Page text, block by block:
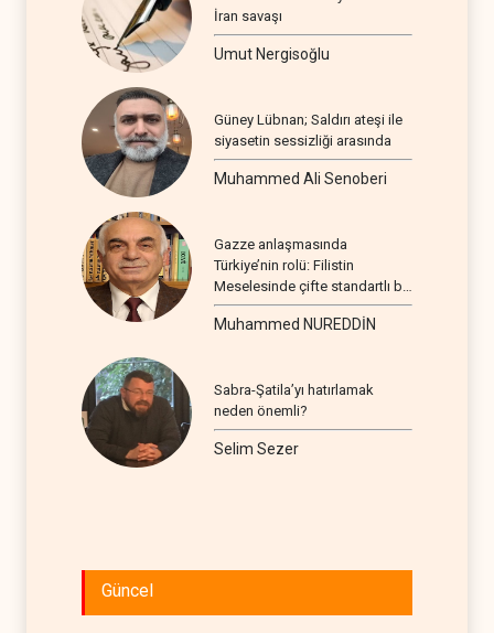
İran savaşı
Umut Nergisoğlu
Güney Lübnan; Saldırı ateşi ile
siyasetin sessizliği arasında
Muhammed Ali Senoberi
Gazze anlaşmasında
Türkiye’nin rolü: Filistin
Meselesinde çifte standartlı bir
seyir
Muhammed NUREDDİN
Sabra-Şatila’yı hatırlamak
neden önemli?
Selim Sezer
Güncel